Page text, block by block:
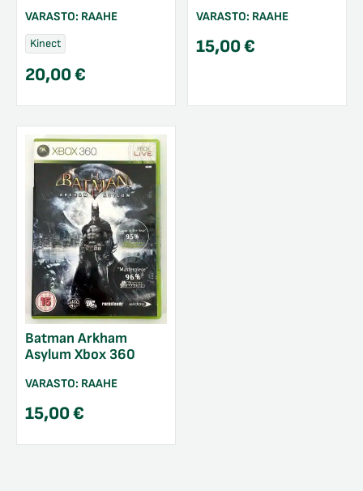
VARASTO: RAAHE
Kinect
20,00€
VARASTO: RAAHE
15,00€
Batman Arkham
Asylum Xbox 360
VARASTO: RAAHE
15,00€